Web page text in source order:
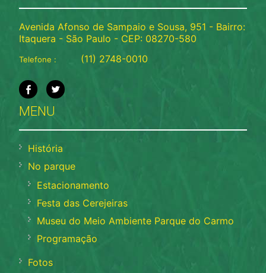
Avenida Afonso de Sampaio e Sousa, 951 - Bairro:
Itaquera - São Paulo - CEP: 08270-580
Telefone : (11) 2748-0010
MENU
História
No parque
Estacionamento
Festa das Cerejeiras
Museu do Meio Ambiente Parque do Carmo
Programação
Fotos